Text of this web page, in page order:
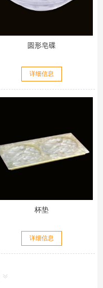
圆形皂碟
详细信息
杯垫
详细信息